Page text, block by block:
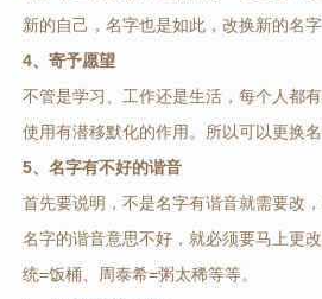
新的自己，名字也是如此，改换新的名
4、寄予愿望
不管是学习、工作还是生活，每个人都
使用有潜移默化的作用。所以可以更换
5、名字有不好的谐音
首先要说明，不是名字有谐音就需要改
名字的谐音意思不好，就必须要马上更
统=饭桶、周泰希=粥太稀等等。